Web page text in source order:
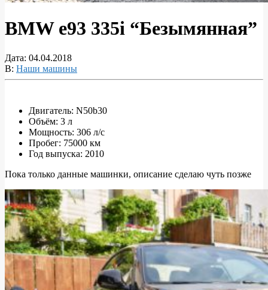
BMW e93 335i “Безымянная”
Дата: 04.04.2018
В: Наши машины
BMW
e93
335i
“Безымянная”
Двигатель: N50b30
Объём: 3 л
Мощность: 306 л/с
Пробег: 75000 км
Год выпуска: 2010
Пока только данные машинки, описание сделаю чуть позже